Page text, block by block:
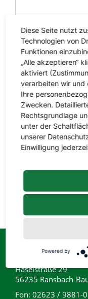
Geschmack
richtige Design.
hagebaumarkt
Haselstraße 29
56235 Ransbach-
Fon: 02623 / 9881-0
Diese Seite nutzt
Technologien von
Funktionen
„Alle akzeptieren“
aktiviert
verarbeiten wir und
Ihre
Zwecken.
Rechtsgrundlage
unter der
unserer
Einwilligung
Powered by